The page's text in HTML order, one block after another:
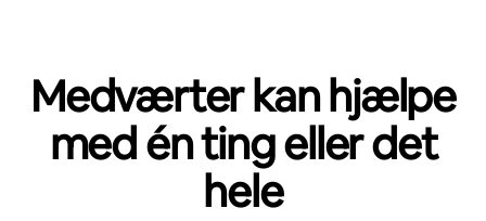
Medværter kan hjælpe
med én ting eller det
hele